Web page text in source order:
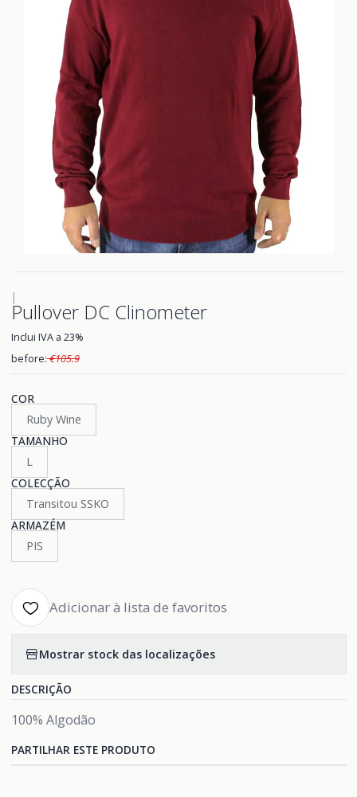
|
Pullover DC Clinometer
Inclui IVA a 23%
before:€105.9
COR
Ruby Wine
TAMANHO
L
COLECÇÃO
Transitou SSKO
ARMAZÉM
PIS
Adicionar à lista de favoritos
Mostrar stock das localizações
DESCRIÇÃO
100% Algodão
PARTILHAR ESTE PRODUTO